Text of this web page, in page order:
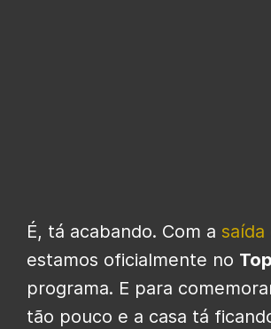
É, tá acabando. Com a saída
estamos oficialmente no
programa. E para
tão pouco e a casa tá